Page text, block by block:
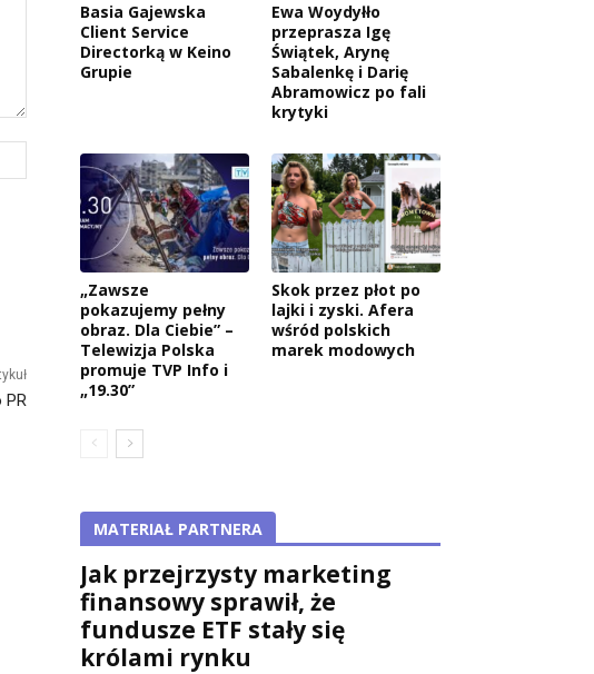
Internetowa:
Basia Gajewska
Client Service
Directorką w Keino
Grupie
Ewa Woydyłło
przeprasza Igę
Świątek, Arynę
Sabalenkę i Darię
Abramowicz po fali
krytyki
„Zawsze
pokazujemy pełny
obraz. Dla Ciebie” –
Telewizja Polska
promuje TVP Info i
„19.30”
Skok przez płot po
lajki i zyski. Afera
wśród polskich
marek modowych
MATERIAŁ PARTNERA
Jak przejrzysty marketing
finansowy sprawił, że
fundusze ETF stały się
królami rynku